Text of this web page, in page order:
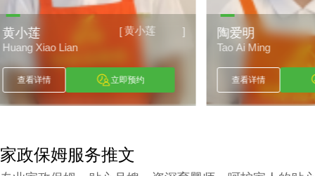
[陶爱明
陶爱明
Tao Ai Ming
查看详情 立即预约
赖小丽
Lai Xiao Li
查看详情
家政保姆服务推文